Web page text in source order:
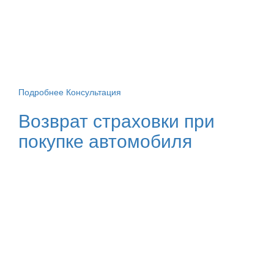
Подробнее Консультация
Возврат страховки при
покупке автомобиля